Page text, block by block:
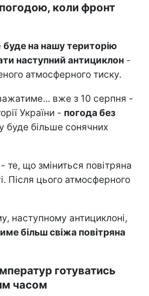
коли фронт
буде на нашу територію
наступний антициклон -
атмосферного тиску.
вже з 10 серпня -
України - погода без
буде більше сонячних
те, що зміниться повітряна
Після цього атмосферного
наступному антициклоні,
більш свіжа повітряна
готуватись
часом